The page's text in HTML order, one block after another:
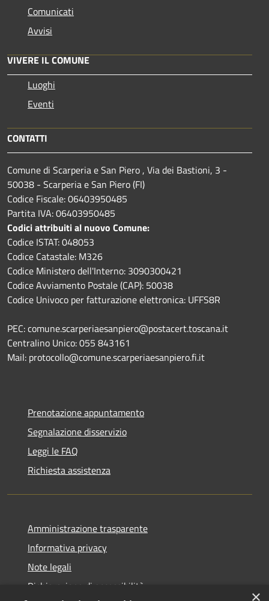
Comunicati
Avvisi
VIVERE IL COMUNE
Luoghi
Eventi
CONTATTI
Comune di Scarperia e San Piero , Via dei Bastioni, 3 -
50038 - Scarperia e San Piero (FI)
Codice Fiscale: 06403950485
Partita IVA: 06403950485
Codici attribuiti al nuovo Comune:
Codice ISTAT: 048053
Codice Catastale: M326
Codice Ministero dell'Interno: 3090300421
Codice Avviamento Postale (CAP): 50038
Codice Univoco per fatturazione elettronica: UFFS8R
PEC: comune.scarperiaesanpiero@postacert.toscana.it
Centralino Unico: 055 843161
Mail: protocollo@comune.scarperiaesanpiero.fi.it
Prenotazione appuntamento
Segnalazione disservizio
Leggi le FAQ
Richiesta assistenza
Amministrazione trasparente
Informativa privacy
Note legali
Dichiarazione di accessibilità
×